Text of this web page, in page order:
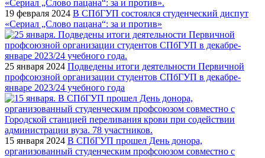
19 февраля 2024 В СПбГУП состоялся студенческий диспут
«Сериал „Слово пацана“: за и против»
25 января 2024 Подведены итоги деятельности Первичной
профсоюзной организации студентов СПбГУП в декабре-
январе 2023/24 учебного года
15 января 2024 В СПбГУП прошел День донора,
организованный студенческим профсоюзом совместно с